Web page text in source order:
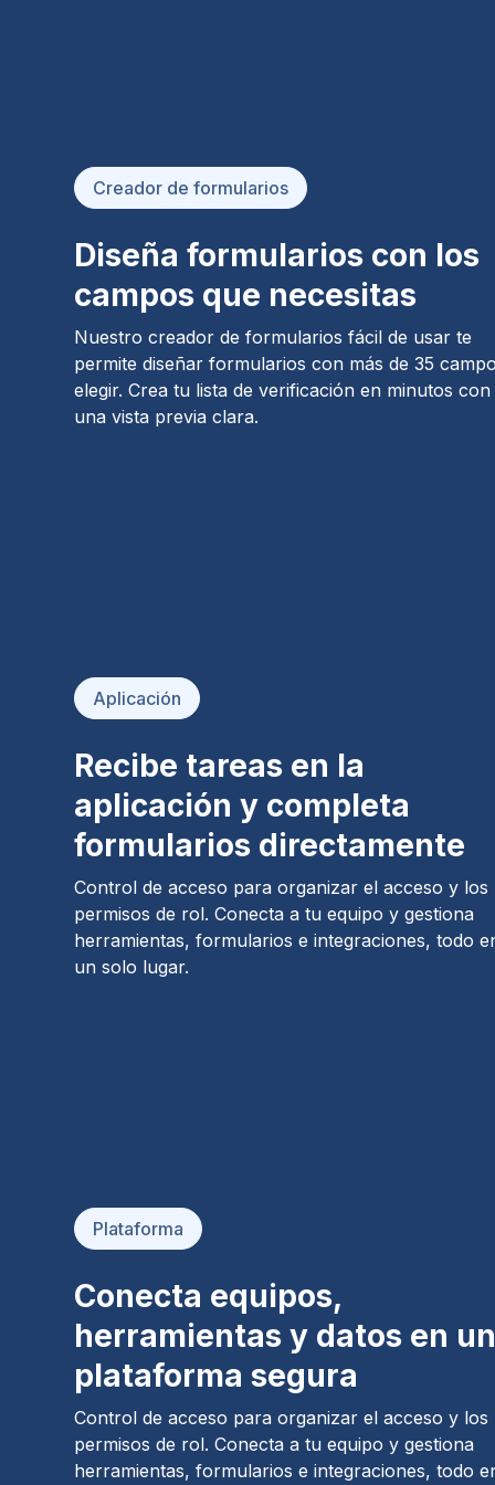
Creador de formularios
Diseña formularios con los
campos que necesitas
Nuestro creador de formularios fácil de usar te
permite diseñar formularios con más de 35
elegir. Crea tu lista de verificación en minutos con
una vista previa clara.
Aplicación
Recibe tareas en la
aplicación y completa
formularios directamente
Control de acceso para organizar el acceso y los
permisos de rol. Conecta a tu equipo y gestiona
herramientas, formularios e integraciones, todo
un solo lugar.
Plataforma
Conecta equipos,
herramientas y datos en
plataforma segura
Control de acceso para organizar el acceso y los
permisos de rol. Conecta a tu equipo y gestiona
herramientas, formularios e integraciones, todo